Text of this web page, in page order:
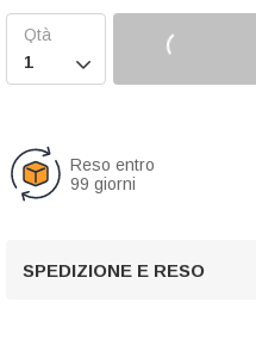

Reso entro
99 giorni
SPEDIZIONE E RESO